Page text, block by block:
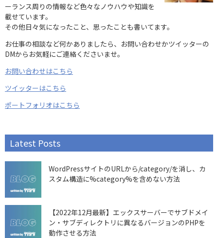
ーランス周りの情報など色々なノウハウや知識を
載せています。
その他日々気になったこと、思ったことも書いてます。
お仕事の相談など何かありましたら、お問い合わせかツイッターの
DMからお気軽にご連絡くださいませ。
お問い合わせはこちら
ツイッターはこちら
ポートフォリオはこちら
Latest Posts
WordPressサイトのURLから/category/を消し、カ
スタム構造に%category%を含めない方法
【2022年12月最新】エックスサーバーでサブドメイ
ン・サブディレクトリに異なるバージョンのPHPを
動作させる方法